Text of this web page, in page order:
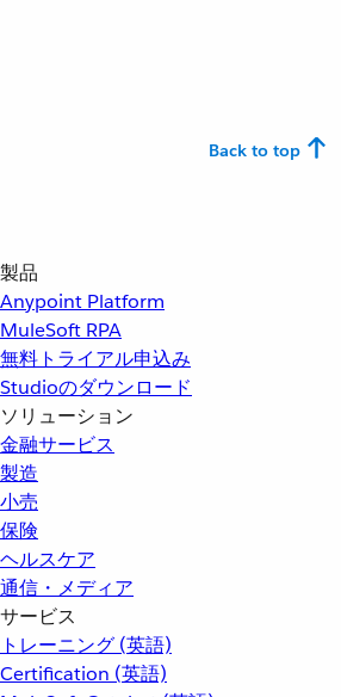
Back to top
製品
Anypoint Platform
MuleSoft RPA
無料トライアル申込み
Studioのダウンロード
ソリューション
金融サービス
製造
小売
保険
ヘルスケア
通信・メディア
サービス
トレーニング (英語)
Certification (英語)